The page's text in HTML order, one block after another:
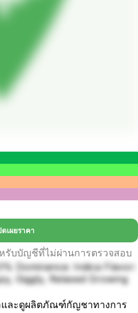
ดเผยราคา
รับบัญชีที่ไม่ผ่านการตรวจสอบ
Dominance: Indica Flavor:
Giggly, Relaxed Growing
และดูผลิตภัณฑ์กัญชาทางการ